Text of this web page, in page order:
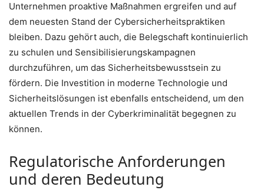
Unternehmen proaktive Maßnahmen ergreifen und auf
dem neuesten Stand der Cybersicherheitspraktiken
bleiben. Dazu gehört auch, die Belegschaft kontinuierlich
zu schulen und Sensibilisierungskampagnen
durchzuführen, um das Sicherheitsbewusstsein zu
fördern. Die Investition in moderne Technologie und
Sicherheitslösungen ist ebenfalls entscheidend, um den
aktuellen Trends in der Cyberkriminalität begegnen zu
können.
Regulatorische Anforderungen
und deren Bedeutung